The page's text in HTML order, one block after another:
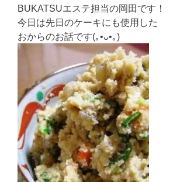
BUKATSUエステ担当の岡田です！
今日は先日のケーキにも使用した
おからのお話です(｡•ᴗ•｡)